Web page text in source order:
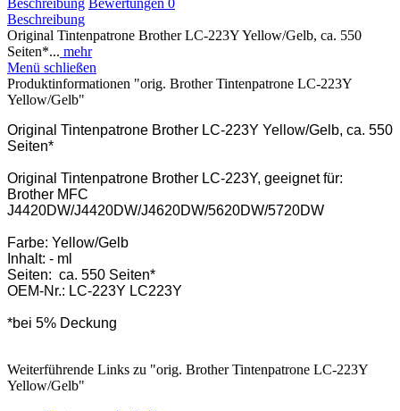
Beschreibung
Original Tintenpatrone Brother LC-223Y Yellow/Gelb, ca. 550
Seiten*... mehr
Menü schließen
Produktinformationen "orig. Brother Tintenpatrone LC-223Y
Yellow/Gelb"
Original Tintenpatrone Brother LC-223Y Yellow/Gelb, ca. 550
Seiten*
Original Tintenpatrone Brother LC-223Y, geeignet für:
Brother MFC
J4420DW/J4420DW/J4620DW/5620DW/5720DW
Farbe: Yellow/Gelb
Inhalt: - ml
Seiten: ca. 550 Seiten*
OEM-Nr.: LC-223Y LC223Y
*bei 5% Deckung
Weiterführende Links zu "orig. Brother Tintenpatrone LC-223Y
Yellow/Gelb"